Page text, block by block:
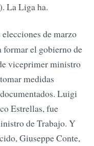
La Liga ha.
elecciones de marzo
formar el gobierno de
viceprimer ministro
medidas
Luigi
Estrellas, fue
de Trabajo. Y
Giuseppe Conte,